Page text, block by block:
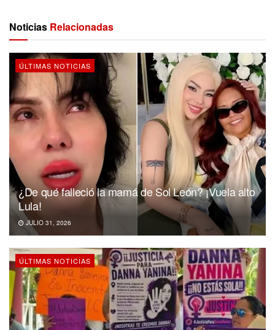
Noticias Relacionadas
ÚLTIMAS NOTICIAS
¿De qué falleció la mamá de Sol León? ¡Vuela alto
Lula!
JULIO 31, 2026
ÚLTIMAS NOTICIAS